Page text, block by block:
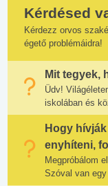
Kérdésed
Kérdezz orvos
égető problémáidra!
Mit tegyek,
Üdv!
iskolában és
Hogy
enyhíteni,
Megpróbálom
Szóval van egy